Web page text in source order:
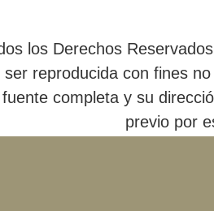
los Derechos
ser reproducida con fines
completa y su
previo por